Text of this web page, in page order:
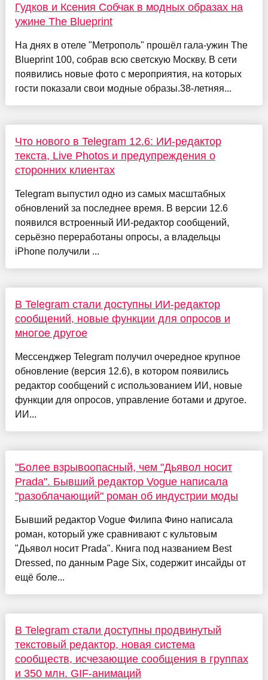
Гудков и Ксения Собчак в модных образах на
ужине The Blueprint
На днях в отеле "Метрополь" прошёл гала-ужин The
Blueprint 100, собрав всю светскую Москву. В сети
появились новые фото с мероприятия, на которых
гости показали свои модные образы.38-летняя...
Что нового в Telegram 12.6: ИИ-редактор
текста, Live Photos и предупреждения о
сторонних клиентах
Telegram выпустил одно из самых масштабных
обновлений за последнее время. В версии 12.6
появился встроенный ИИ-редактор сообщений,
серьёзно переработаны опросы, а владельцы
iPhone получили ...
В Telegram стали доступны ИИ-редактор
сообщений, новые функции для опросов и
многое другое
Мессенджер Telegram получил очередное крупное
обновление (версия 12.6), в котором появились
редактор сообщений с использованием ИИ, новые
функции для опросов, управление ботами и другое.
ИИ...
"Более взрывоопасный, чем "Дьявол носит
Prada". Бывший редактор Vogue написала
"разоблачающий" роман об индустрии моды
Бывший редактор Vogue Филипа Фино написала
роман, который уже сравнивают с культовым
"Дьявол носит Prada". Книга под названием Best
Dressed, по данным Page Six, содержит инсайды от
ещё боле...
В Telegram стали доступны продвинутый
текстовый редактор, новая система
сообществ, исчезающие сообщения в группах
и 350 млн. GIF-анимаций